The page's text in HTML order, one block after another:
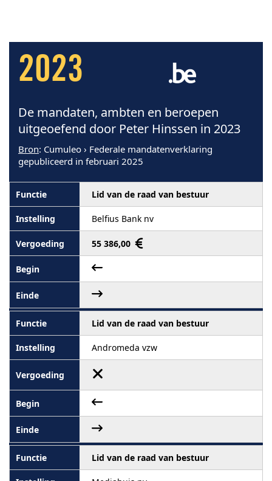
2023
De mandaten, ambten en beroepen
uitgeoefend door Peter Hinssen in 2023
Bron: Cumuleo › Federale mandatenverklaring
gepubliceerd in februari 2025
Lid van de raad van bestuur
Belfius Bank nv
55 386,00
Lid van de raad van bestuur
Andromeda vzw
Lid van de raad van bestuur